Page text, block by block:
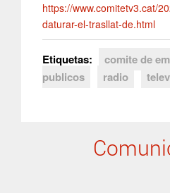
https://www.comitetv3.cat/
daturar-el-trasllat-de.html
Etiquetas: comite de
publicos
radio